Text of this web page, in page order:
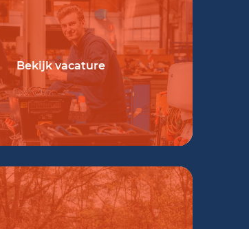
Bekijk vacature